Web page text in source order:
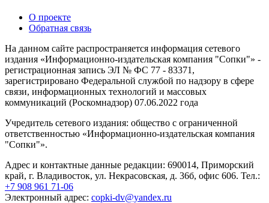
О проекте
Обратная связь
На данном сайте распространяется информация сетевого
издания «Информационно-издательская компания "Сопки"» -
регистрационная запись ЭЛ № ФС 77 - 83371,
зарегистрировано Федеральной службой по надзору в сфере
связи, информационных технологий и массовых
коммуникаций (Роскомнадзор) 07.06.2022 года
Учредитель сетевого издания: общество с ограниченной
ответственностью «Информационно-издательская компания
"Сопки"».
Адрес и контактные данные редакции: 690014, Приморский
край, г. Владивосток, ул. Некрасовская, д. 36б, офис 606. Тел.:
+7 908 961 71-06
Электронный адрес: copki-dv@yandex.ru